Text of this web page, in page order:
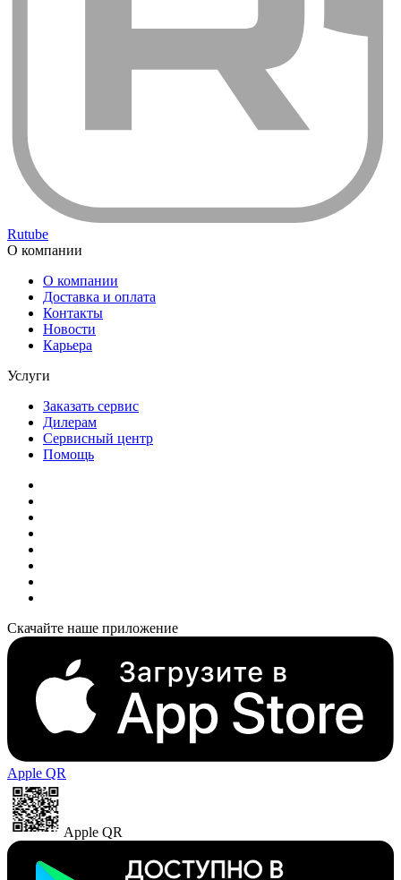
Rutube
О компании
О компании
Доставка и оплата
Контакты
Новости
Карьера
Услуги
Заказать сервис
Дилерам
Сервисный центр
Помощь
Скачайте наше приложение
Apple QR
Apple QR